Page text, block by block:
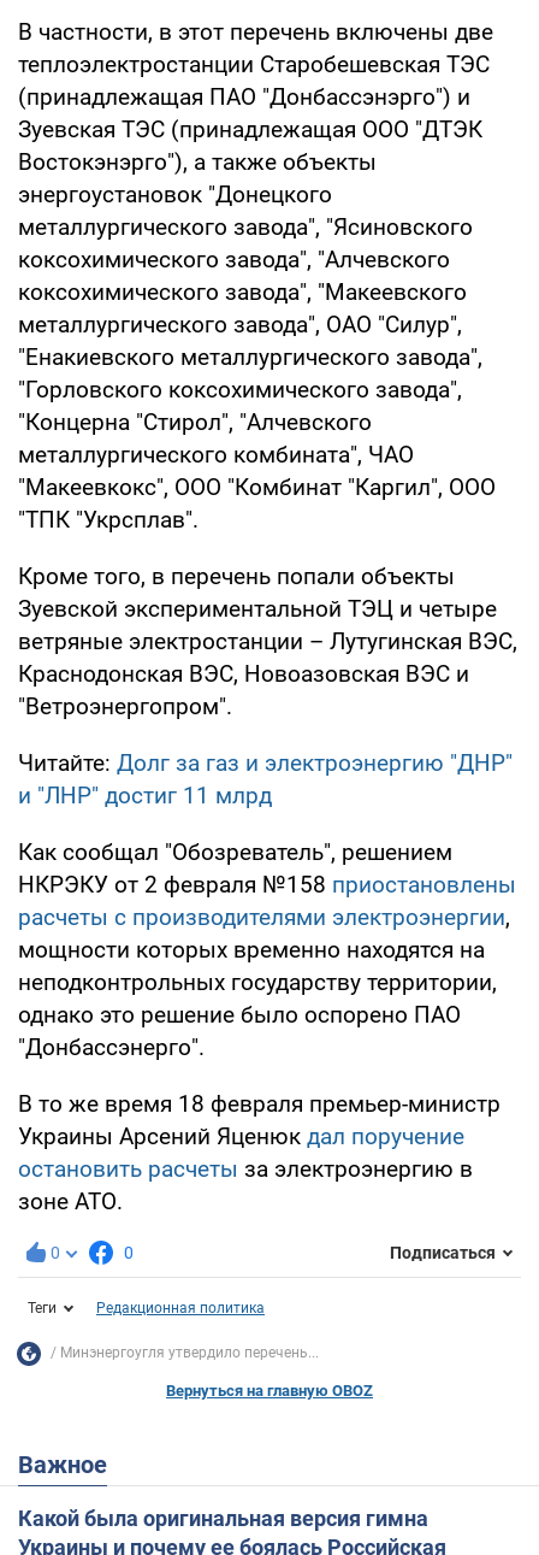
В частности, в этот перечень включены две
теплоэлектростанции Старобешевская ТЭС
(принадлежащая ПАО "Донбассэнэрго") и
Зуевская ТЭС (принадлежащая ООО "ДТЭК
Востокэнэрго"), а также объекты
энергоустановок "Донецкого
металлургического завода", "Ясиновского
коксохимического завода", "Алчевского
коксохимического завода", "Макеевского
металлургического завода", ОАО "Силур",
"Енакиевского металлургического завода",
"Горловского коксохимического завода",
"Концерна "Стирол", "Алчевского
металлургического комбината", ЧАО
"Макеевкокс", ООО "Комбинат "Каргил", ООО
"ТПК "Укрсплав".
Кроме того, в перечень попали объекты
Зуевской экспериментальной ТЭЦ и четыре
ветряные электростанции – Лутугинская ВЭС,
Краснодонская ВЭС, Новоазовская ВЭС и
"Ветроэнергопром".
Читайте: Долг за газ и электроэнергию "ДНР"
и "ЛНР" достиг 11 млрд
Как сообщал "Обозреватель", решением
НКРЭКУ от 2 февраля №158 приостановлены
расчеты с производителями электроэнергии,
мощности которых временно находятся на
неподконтрольных государству территории,
однако это решение было оспорено ПАО
"Донбассэнерго".
В то же время 18 февраля премьер-министр
Украины Арсений Яценюк дал поручение
остановить расчеты за электроэнергию в
зоне АТО.
0 0 Подписаться
Теги Редакционная политика
Минэнергоугля утвердило перечень...
Вернуться на главную OBOZ
Важное
Какой была оригинальная версия гимна
Украины и почему ее боялась Российская